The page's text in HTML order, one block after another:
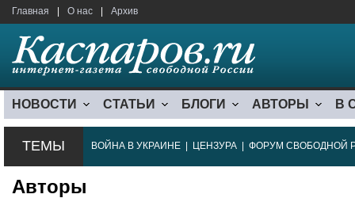
Главная О нас Архив
НОВОСТИ СТАТЬИ БЛОГИ АВТОРЫ В
ТЕМЫ ВОЙНА В УКРАИНЕ ЦЕНЗУРА ФОРУМ СВОБОДНОЙ
Авторы